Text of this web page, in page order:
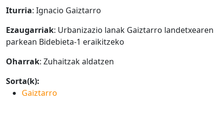
Iturria: Ignacio Gaiztarro
Ezaugarriak: Urbanizazio lanak Gaiztarro landetxearen
parkean Bidebieta-1 eraikitzeko
Oharrak: Zuhaitzak aldatzen
Sorta(k):
Gaiztarro